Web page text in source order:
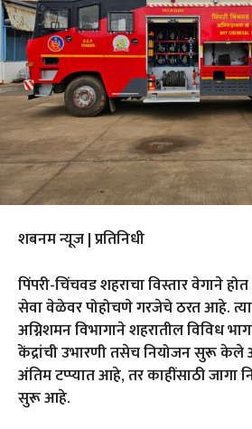
शबनम न्यूज | प्रतिनिधी
पिंपरी-चिंचवड शहराचा विस्तार वेगाने
सेवा वेळेवर पोहोचणे गरजेचे ठरत आहे.
अग्निशमन विभागाने शहरातील विविध
केंद्रांची उभारणी तसेच नियोजन सुरू केले
अंतिम टप्प्यात आहे,तर काहींसाठी जागा
सुरू आहे.